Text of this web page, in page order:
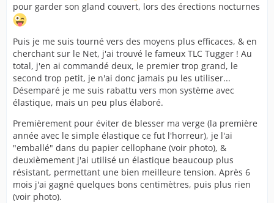
pour garder son gland couvert, lors des érections nocturnes
Puis je me suis tourné vers des moyens plus efficaces, & en
cherchant sur le Net, j'ai trouvé le fameux TLC Tugger ! Au
total, j'en ai commandé deux, le premier trop grand, le
second trop petit, je n'ai donc jamais pu les utiliser...
Désemparé je me suis rabattu vers mon système avec
élastique, mais un peu plus élaboré.
Premièrement pour éviter de blesser ma verge (la première
année avec le simple élastique ce fut l'horreur), je l'ai
"emballé" dans du papier cellophane (voir photo), &
deuxièmement j'ai utilisé un élastique beaucoup plus
résistant, permettant une bien meilleure tension. Après 6
mois j'ai gagné quelques bons centimètres, puis plus rien
(voir photo).